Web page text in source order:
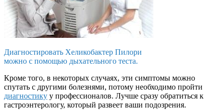
Диагностировать Хеликобактер Пилори
можно с помощью дыхательного теста.
Кроме того, в некоторых случаях, эти симптомы можно
спутать с другими болезнями, потому необходимо пройти
диагностику у профессионалов. Лучше сразу обратиться к
гастроэнтерологу, который развеет ваши подозрения.